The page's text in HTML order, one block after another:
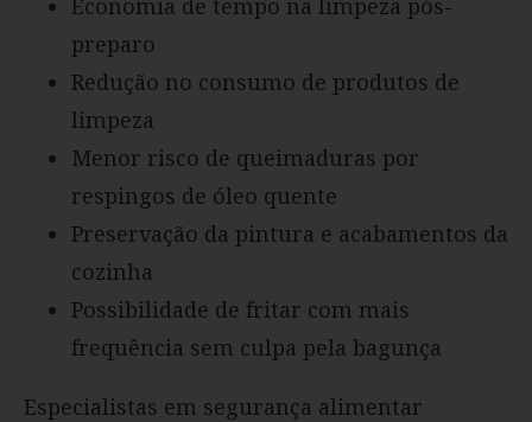
Economia de tempo na limpeza pós-
preparo
Redução no consumo de produtos de
limpeza
Menor risco de queimaduras por
respingos de óleo quente
Preservação da pintura e acabamentos da
cozinha
Possibilidade de fritar com mais
frequência sem culpa pela bagunça
Especialistas em segurança alimentar